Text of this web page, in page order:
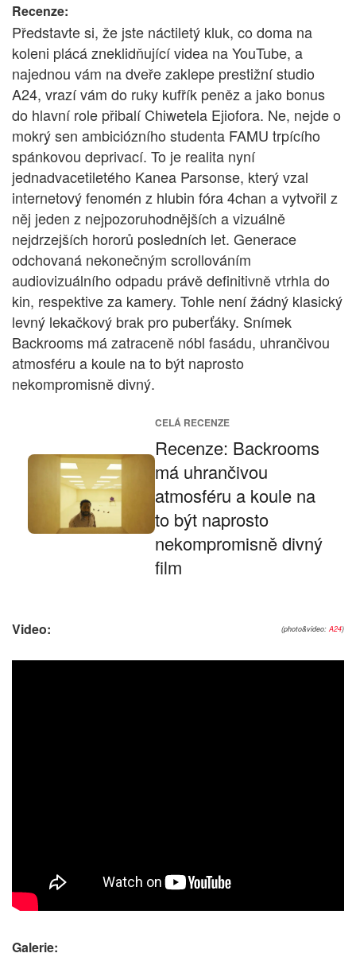
Recenze:
Představte si, že jste náctiletý kluk, co doma na
koleni plácá zneklidňující videa na YouTube, a
najednou vám na dveře zaklepe prestižní studio
A24, vrazí vám do ruky kufřík peněz a jako bonus
do hlavní role přibalí Chiwetela Ejiofora. Ne, nejde o
mokrý sen ambiciózního studenta FAMU trpícího
spánkovou deprivací. To je realita nyní
jednadvacetiletého Kanea Parsonse, který vzal
internetový fenomén z hlubin fóra 4chan a vytvořil z
něj jeden z nejpozoruhodnějších a vizuálně
nejdrzejších hororů posledních let. Generace
odchovaná nekonečným scrollováním
audiovizuálního odpadu právě definitivně vtrhla do
kin, respektive za kamery. Tohle není žádný klasický
levný lekačkový brak pro puberťáky. Snímek
Backrooms má zatraceně nóbl fasádu, uhrančivou
atmosféru a koule na to být naprosto
nekompromisně divný.
CELÁ RECENZE
Recenze: Backrooms
má uhrančivou
atmosféru a koule na
to být naprosto
nekompromisně divný
film
(photo&video: A24)
Video:
Galerie: